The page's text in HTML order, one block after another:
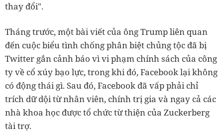
thay đổi".
Tháng trước, một bài viết của ông Trump liên quan
đến cuộc biểu tình chống phân biệt chủng tộc đã bị
Twitter gắn cảnh báo vì vi phạm chính sách của công
ty về cổ xúy bạo lực, trong khi đó, Facebook lại không
có động thái gì. Sau đó, Facebook đã vấp phải chỉ
trích dữ dội từ nhân viên, chính trị gia và ngay cả các
nhà khoa học được tổ chức từ thiện của Zuckerberg
tài trợ.